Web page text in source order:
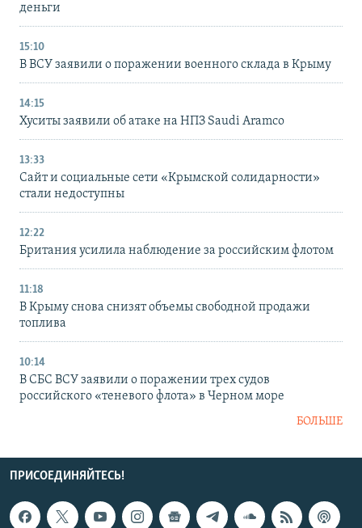
деньги
15:10
В ВСУ заявили о поражении военного склада в Крыму
14:15
Хуситы заявили об атаке на НПЗ Saudi Aramco
13:33
Сайт и социальные сети «Крымской солидарности»
стали недоступны
12:22
Британия усилила наблюдение за российским флотом
11:18
В Крыму снова снизят объемы свободной продажи
топлива
10:14
В СБС ВСУ заявили о поражении трех судов
российского «теневого флота» в Черном море
БОЛЬШЕ
ПРИСОЕДИНЯЙТЕСЬ!